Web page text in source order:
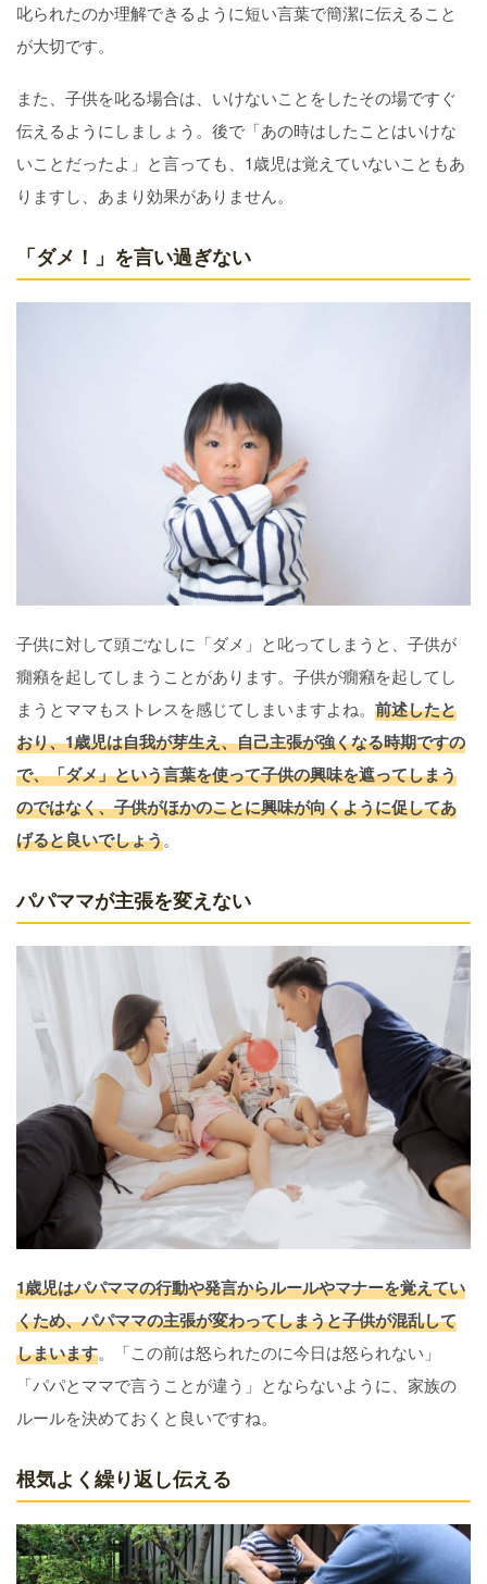
叱られたのか理解できるように短い言葉で簡潔に伝えること
が大切です。
また、子供を叱る場合は、いけないことをしたその場ですぐ
伝えるようにしましょう。後で「あの時はしたことはいけな
いことだったよ」と言っても、1歳児は覚えていないこともあ
りますし、あまり効果がありません。
「ダメ！」を言い過ぎない
子供に対して頭ごなしに「ダメ」と叱ってしまうと、子供が
癇癪を起してしまうことがあります。子供が癇癪を起してし
まうとママもストレスを感じてしまいますよね。 前述したと
おり、1歳児は自我が芽生え、自己主張が強くなる時期ですの
で、「ダメ」という言葉を使って子供の興味を遮ってしまう
のではなく、子供がほかのことに興味が向くように促してあ
げると良いでしょう。
パパママが主張を変えない
1歳児はパパママの行動や発言からルールやマナーを覚えてい
くため、パパママの主張が変わってしまうと子供が混乱して
しまいます。「この前は怒られたのに今日は怒られない」
「パパとママで言うことが違う」とならないように、家族の
ルールを決めておくと良いですね。
根気よく繰り返し伝える